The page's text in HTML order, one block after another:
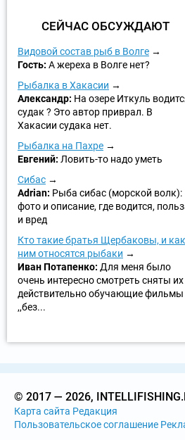
СЕЙЧАС ОБСУЖДАЮТ
Видовой состав рыб в Волге
Гость: А жереха в Волге нет?
Рыбалка в Хакасии
Александр: На озере Иткуль
судак ? Это автор приврал. В
Хакасии судака нет.
Рыбалка на Пахре
Евгений: Ловить-то надо уметь
Сибас
Adrian: Рыба сибас (морской волк):
фото и описание, где водится,
и вред
Кто такие братья Щербаковы, и
ним относятся рыбаки
Иван Потапенко: Для меня было
очень интересно смотреть сняты их
действительно обучающие фильмы
,,без...
© 2017 — 2026,
Карта сайта Редакция
Пользовательское соглашение